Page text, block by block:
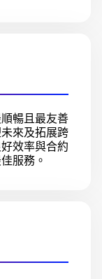
暢且最友善
來及拓展跨
效率與合約
服務。